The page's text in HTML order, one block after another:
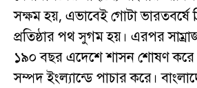
সক্ষম হয়, এভাবেই গোটা ভারতবর্ষে
প্রতিষ্ঠার পথ সুগম হয়। এরপর
১৯০ বছর এদেশে শাসন শোষণ
সম্পদ ইংল্যান্ডে পাচার করে।